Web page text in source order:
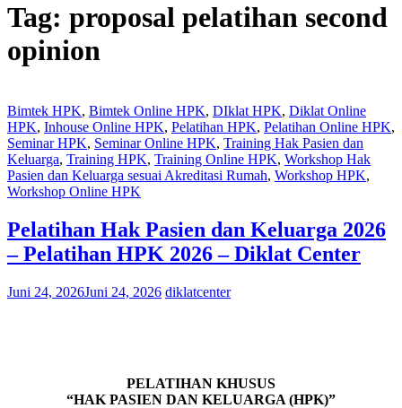
Tag: proposal pelatihan second
opinion
Bimtek HPK, Bimtek Online HPK, DIklat HPK, Diklat Online
HPK, Inhouse Online HPK, Pelatihan HPK, Pelatihan Online HPK,
Seminar HPK, Seminar Online HPK, Training Hak Pasien dan
Keluarga, Training HPK, Training Online HPK, Workshop Hak
Pasien dan Keluarga sesuai Akreditasi Rumah, Workshop HPK,
Workshop Online HPK
Pelatihan Hak Pasien dan Keluarga 2026
– Pelatihan HPK 2026 – Diklat Center
Juni 24, 2026Juni 24, 2026 diklatcenter
PELATIHAN KHUSUS
“HAK PASIEN DAN KELUARGA (HPK)”